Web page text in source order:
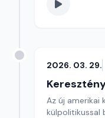
2026. 03. 29.
Az új amerikai
külpolitikussal